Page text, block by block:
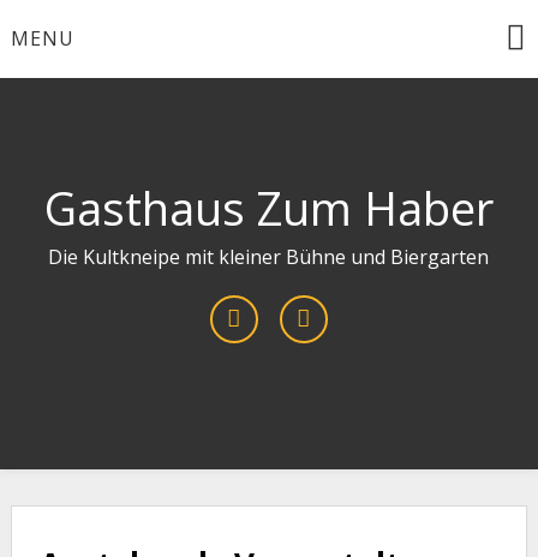
toMENU
Gasthaus Zum Haber
Die Kultkneipe mit kleiner Bühne und Biergarten